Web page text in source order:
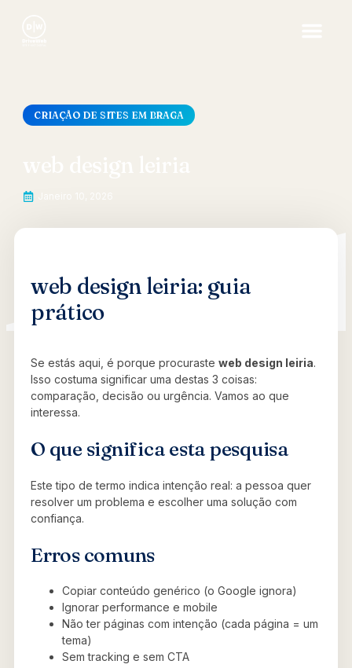
CRIAÇÃO DE SITES EM BRAGA
web design leiria: guia
prático
Se estás aqui, é porque procuraste web design leiria.
Isso costuma significar uma destas 3 coisas:
comparação, decisão ou urgência. Vamos ao que
interessa.
O que significa esta pesquisa
Este tipo de termo indica intenção real: a pessoa quer
resolver um problema e escolher uma solução com
confiança.
Erros comuns
Copiar conteúdo genérico (o Google ignora)
Ignorar performance e mobile
Não ter páginas com intenção (cada página = um
tema)
Sem tracking e sem CTA